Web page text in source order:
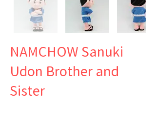
NAMCHOW Sanuki
Udon Brother and
Sister